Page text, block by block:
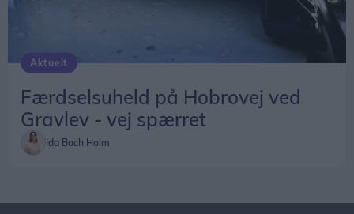
Aktuelt
Færdselsuheld på Hobrovej ved
Gravlev - vej spærret
Ida Bach Holm